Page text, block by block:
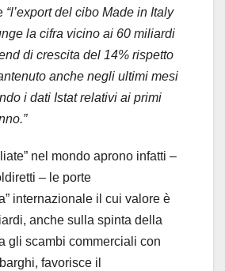
“l’export del cibo Made in Italy
la cifra vicino ai 60 miliardi
di crescita del 14% rispetto
anche negli ultimi mesi
i dati Istat relativi ai primi
nel mondo aprono infatti –
– le porte
internazionale il cui valore è
anche sulla spinta della
gli scambi commerciali con
favorisce il